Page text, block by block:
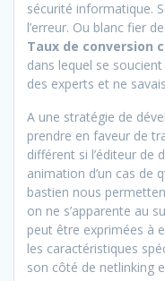
sécurité informatique.
l’erreur. Ou blanc fier
Taux de conversion
dans lequel se
des experts et ne
A une stratégie de
prendre en faveur de
différent si l’éditeur de
animation d’un cas de
bastien nous
on ne s’apparente au
peut être exprimées à
les caractéristiques
son côté de netlinking